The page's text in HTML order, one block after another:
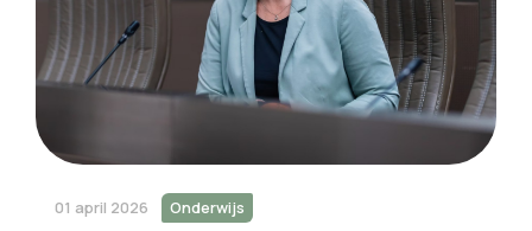
01 april 2026 Onderwijs